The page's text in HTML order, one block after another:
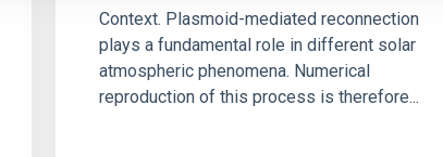
Context. Plasmoid-mediated reconnection
plays a fundamental role in different solar
atmospheric phenomena. Numerical
reproduction of this process is therefore...